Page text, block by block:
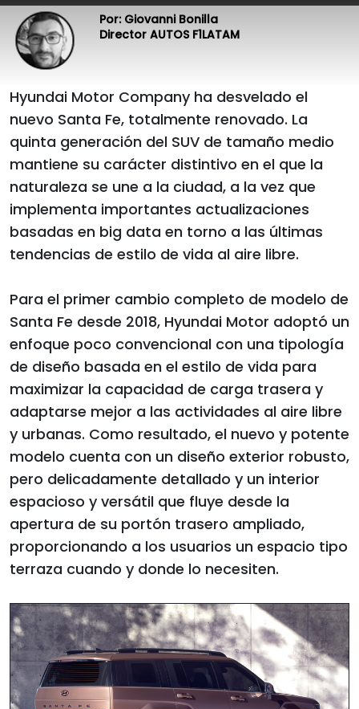
Por: Giovanni Bonilla
Director AUTOS F1LATAM
Hyundai Motor Company ha desvelado el
nuevo Santa Fe, totalmente renovado. La
quinta generación del SUV de tamaño medio
mantiene su carácter distintivo en el que la
naturaleza se une a la ciudad, a la vez que
implementa importantes actualizaciones
basadas en big data en torno a las últimas
tendencias de estilo de vida al aire libre.
Para el primer cambio completo de modelo de
Santa Fe desde 2018, Hyundai Motor adoptó un
enfoque poco convencional con una tipología
de diseño basada en el estilo de vida para
maximizar la capacidad de carga trasera y
adaptarse mejor a las actividades al aire libre
y urbanas. Como resultado, el nuevo y potente
modelo cuenta con un diseño exterior robusto,
pero delicadamente detallado y un interior
espacioso y versátil que fluye desde la
apertura de su portón trasero ampliado,
proporcionando a los usuarios un espacio tipo
terraza cuando y donde lo necesiten.